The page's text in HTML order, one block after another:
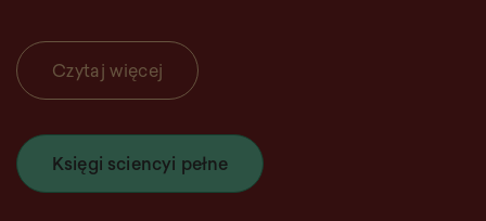
Czytaj więcej
Księgi sciencyi pełne